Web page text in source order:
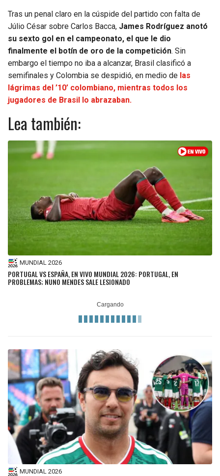
Tras un penal claro en la cúspide del partido con falta de
Júlio César sobre Carlos Bacca, James Rodríguez anotó
su sexto gol en el campeonato, el que le dio
finalmente el botín de oro de la competición. Sin
embargo el tiempo no iba a alcanzar, Brasil clasificó a
semifinales y Colombia se despidió, en medio de las
lágrimas del ’10’ colombiano, mientras todos los
jugadores de Brasil lo abrazaban.
Lea también:
MUNDIAL 2026
PORTUGAL VS ESPAÑA, EN VIVO MUNDIAL 2026: PORTUGAL, EN
PROBLEMAS; NUNO MENDES SALE LESIONADO
MUNDIAL 2026